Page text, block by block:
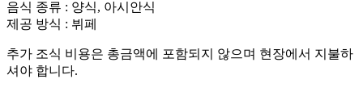
음식 종류 : 양식, 아시안식
제공 방식 : 뷔페
추가 조식 비용은 총금액에 포함되지 않으며 현장에서 지불하
셔야 합니다.